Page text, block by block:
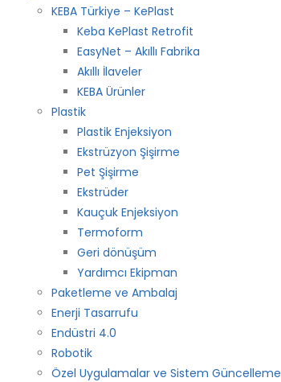
KEBA Türkiye – KePlast
Keba KePlast Retrofit
EasyNet – Akıllı Fabrika
Akıllı İlaveler
KEBA Ürünler
Plastik
Plastik Enjeksiyon
Ekstrüzyon Şişirme
Pet Şişirme
Ekstrüder
Kauçuk Enjeksiyon
Termoform
Geri dönüşüm
Yardımcı Ekipman
Paketleme ve Ambalaj
Enerji Tasarrufu
Endüstri 4.0
Robotik
Özel Uygulamalar ve Sistem Güncelleme